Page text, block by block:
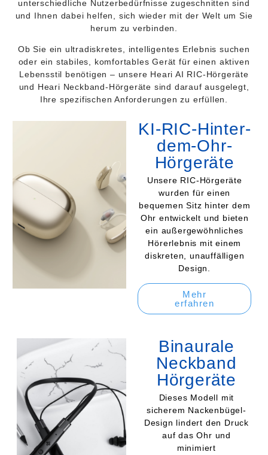
unterschiedliche Nutzerbedürfnisse zugeschnitten sind
und Ihnen dabei helfen, sich wieder mit der Welt um Sie
herum zu verbinden.
Ob Sie ein ultradiskretes, intelligentes Erlebnis suchen
oder ein stabiles, komfortables Gerät für einen aktiven
Lebensstil benötigen – unsere Heari AI RIC-Hörgeräte
und Heari Neckband-Hörgeräte sind darauf ausgelegt,
Ihre spezifischen Anforderungen zu erfüllen.
KI-RIC-Hinter-
dem-Ohr-
Hörgeräte
Unsere RIC-Hörgeräte
wurden für einen
bequemen Sitz hinter dem
Ohr entwickelt und bieten
ein außergewöhnliches
Hörerlebnis mit einem
diskreten, unauffälligen
Design.
Mehr
erfahren
Binaurale
Neckband
Hörgeräte
Dieses Modell mit
sicherem Nackenbügel-
Design lindert den Druck
auf das Ohr und
minimiert